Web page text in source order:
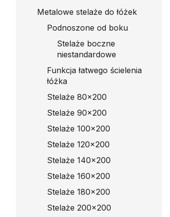
Metalowe stelaże do łóżek
Podnoszone od boku
Stelaże boczne
niestandardowe
Funkcja łatwego ścielenia
łóżka
Stelaże 80x200
Stelaże 90x200
Stelaże 100x200
Stelaże 120x200
Stelaże 140x200
Stelaże 160x200
Stelaże 180x200
Stelaże 200x200